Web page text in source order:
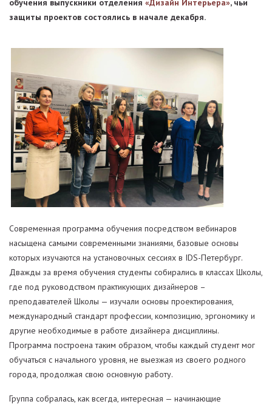
обучения выпускники отделения «Дизайн Интерьера», чьи
защиты проектов состоялись в начале декабря.
Современная программа обучения посредством вебинаров
насыщена самыми современными знаниями, базовые основы
которых изучаются на установочных сессиях в IDS-Петербург.
Дважды за время обучения студенты собирались в классах Школы,
где под руководством практикующих дизайнеров –
преподавателей Школы — изучали основы проектирования,
международный стандарт профессии, композицию, эргономику и
другие необходимые в работе дизайнера дисциплины.
Программа построена таким образом, чтобы каждый студент мог
обучаться с начального уровня, не выезжая из своего родного
города, продолжая свою основную работу.
Группа собралась, как всегда, интересная — начинающие